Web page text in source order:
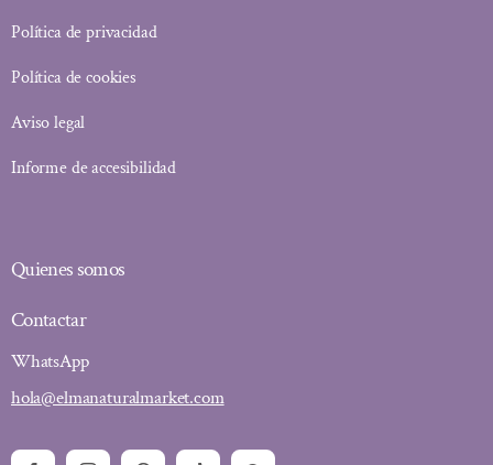
Política de privacidad
Política de cookies
Aviso legal
Informe de accesibilidad
Quienes somos
Contactar
WhatsApp
hola@elmanaturalmarket.com